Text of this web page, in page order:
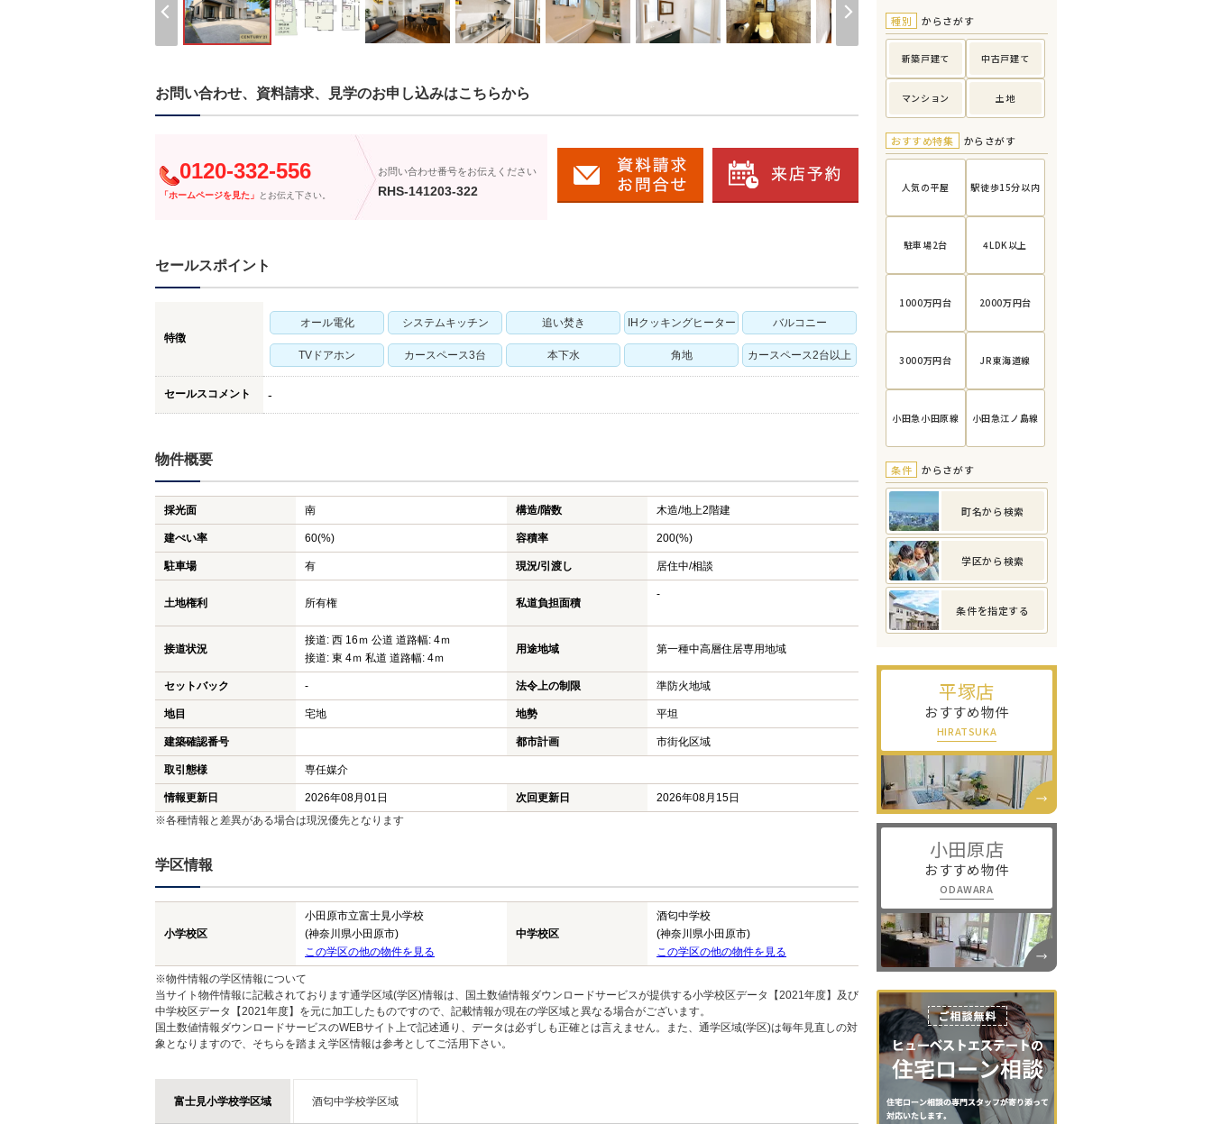
お問い合わせ、資料請求、見学のお申し込みはこちらから
0120-332-556
「ホームページを見た」 とお伝え下さい。
お問い合わせ番号をお伝えください
RHS-141203-322
セールスポイント
特徴
オール電化 システムキッチン 追い焚き IHクッキングヒーター バルコニー
TVドアホン カースペース3台 本下水 角地 カースペース2台以上
セールスコメント -
物件概要
採光面 南 構造/階数 木造/地上2階建
建ぺい率 60(%) 容積率 200(%)
駐車場 有 現況/引渡し 居住中/相談
土地権利 所有権 私道負担面積
-
接道状況
接道: 西 16ｍ 公道 道路幅: 4ｍ
接道: 東 4ｍ 私道 道路幅: 4ｍ
用途地域 第一種中高層住居専用地域
セットバック - 法令上の制限 準防火地域
地目 宅地 地勢 平坦
建築確認番号 都市計画 市街化区域
取引態様 専任媒介
情報更新日 2026年08月01日 次回更新日
2026年08月15日
※各種情報と差異がある場合は現況優先となります
学区情報
小学校区
小田原市立富士見小学校
(神奈川県小田原市)
この学区の他の物件を見る
中学校区
酒匂中学校
(神奈川県小田原市)
この学区の他の物件を見る
※物件情報の学区情報について
当サイト物件情報に記載されております通学区域(学区)情報は、国土数値情報ダウンロードサービスが提供する小学校区データ【2021年度】及び
中学校区データ【2021年度】を元に加工したものですので、記載情報が現在の学区域と異なる場合がございます。
国土数値情報ダウンロードサービスのWEBサイト上で記述通り、データは必ずしも正確とは言えません。また、通学区域(学区)は毎年見直しの対
象となりますので、そちらを踏まえ学区情報は参考としてご活用下さい。
富士見小学校学区域 酒匂中学校学区域
種別 からさがす
新築戸建て 中古戸建て
マンション 土地
おすすめ特集 からさがす
人気の平屋 駅徒歩15分以内
駐車場2台 4LDK以上
1000万円台 2000万円台
3000万円台 JR東海道線
小田急小田原線 小田急江ノ島線
条件 からさがす
町名から検索
学区から検索
条件を指定する
平塚店
おすすめ物件
HIRATSUKA
小田原店
おすすめ物件
ODAWARA